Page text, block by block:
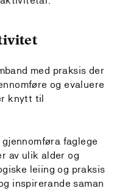
med praksis der
og evaluere
knytt til
faglege
av ulik alder og
leiing og praksis
inspirerande saman